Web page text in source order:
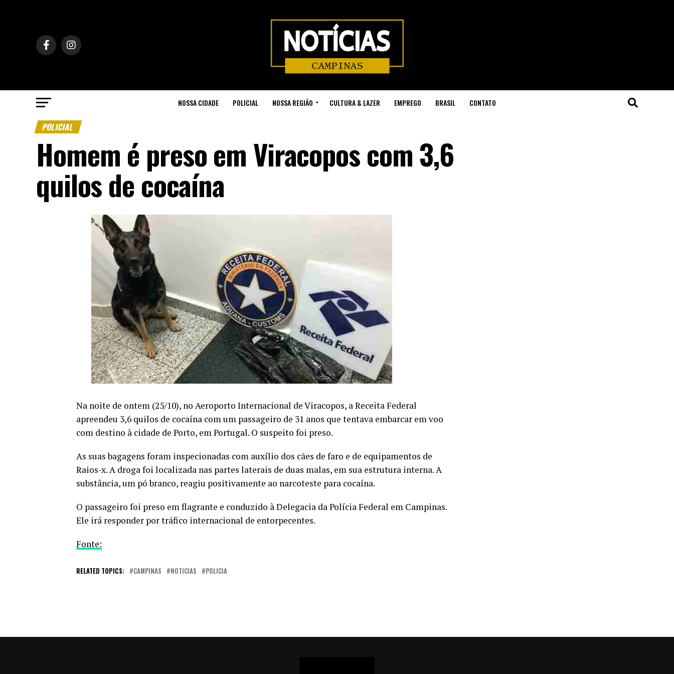
NOSSA CIDADE POLICIAL NOSSA REGIÃO CULTURA & LAZER EMPREGO BRASIL CONTATO
POLICIAL
Homem é preso em Viracopos com 3,6
quilos de cocaína
Na noite de ontem (25/10), no Aeroporto Internacional de Viracopos, a Receita Federal
apreendeu 3,6 quilos de cocaína com um passageiro de 31 anos que tentava embarcar em voo
com destino à cidade de Porto, em Portugal. O suspeito foi preso.
As suas bagagens foram inspecionadas com auxílio dos cães de faro e de equipamentos de
Raios-x. A droga foi localizada nas partes laterais de duas malas, em sua estrutura interna. A
substância, um pó branco, reagiu positivamente ao narcoteste para cocaína.
O passageiro foi preso em flagrante e conduzido à Delegacia da Polícia Federal em Campinas.
Ele irá responder por tráfico internacional de entorpecentes.
Fonte:
RELATED TOPICS: CAMPINAS NOTICIAS POLICIA